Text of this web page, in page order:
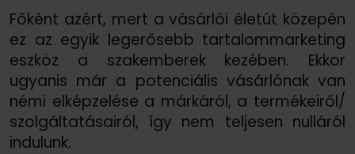
Főként azért, mert a vásárlói életút közepén
ez az egyik legerősebb tartalommarketing
eszköz a szakemberek kezében. Ekkor
ugyanis már a potenciális vásárlónak van
némi elképzelése a márkáról, a termékeiről/
szolgáltatásairól, így nem teljesen nulláról
indulunk.